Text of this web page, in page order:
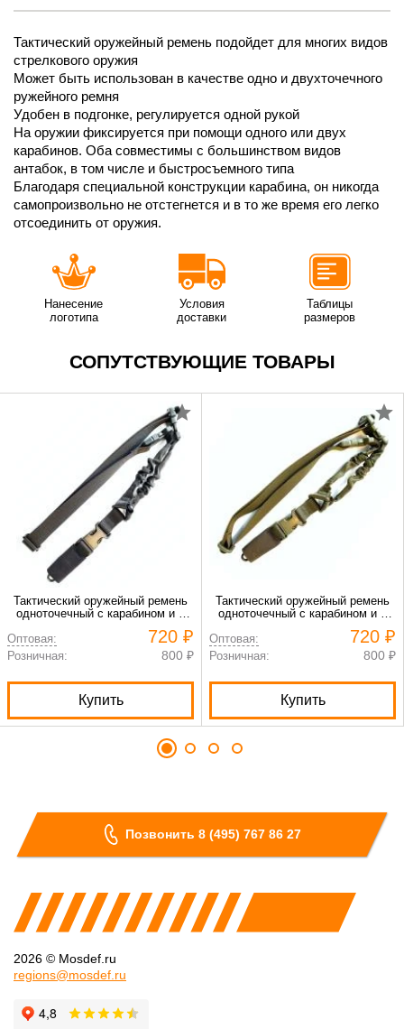
Тактический оружейный ремень подойдет для многих видов
стрелкового оружия
Может быть использован в качестве одно и двухточечного
ружейного ремня
Удобен в подгонке, регулируется одной рукой
На оружии фиксируется при помощи одного или двух
карабинов. Оба совместимы с большинством видов
антабок, в том числе и быстросъемного типа
Благодаря специальной конструкции карабина, он никогда
самопроизвольно не отстегнется и в то же время его легко
отсоединить от оружия.
Нанесение
логотипа
Условия
доставки
Таблицы
размеров
СОПУТСТВУЮЩИЕ ТОВАРЫ
Тактический оружейный ремень
одноточечный с карабином и с
Оптовая:
720 ₽
Розничная: 800 ₽
Купить
Тактический оружейный ремень
одноточечный с карабином и с
Оптовая:
720 ₽
Розничная: 800 ₽
Купить
Позвонить 8 (495) 767 86 27
2026 © Mosdef.ru
regions@mosdef.ru